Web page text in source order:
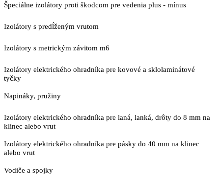
Špeciálne izolátory proti škodcom pre vedenia plus - mínus
Izolátory s predĺženým vrutom
Izolátory s metrickým závitom m6
Izolátory elektrického ohradníka pre kovové a sklolaminátové
tyčky
Napináky, pružiny
Izolátory elektrického ohradníka pre laná, lanká, drôty do 8 mm na
klinec alebo vrut
Izolátory elektrického ohradníka pre pásky do 40 mm na klinec
alebo vrut
Vodiče a spojky